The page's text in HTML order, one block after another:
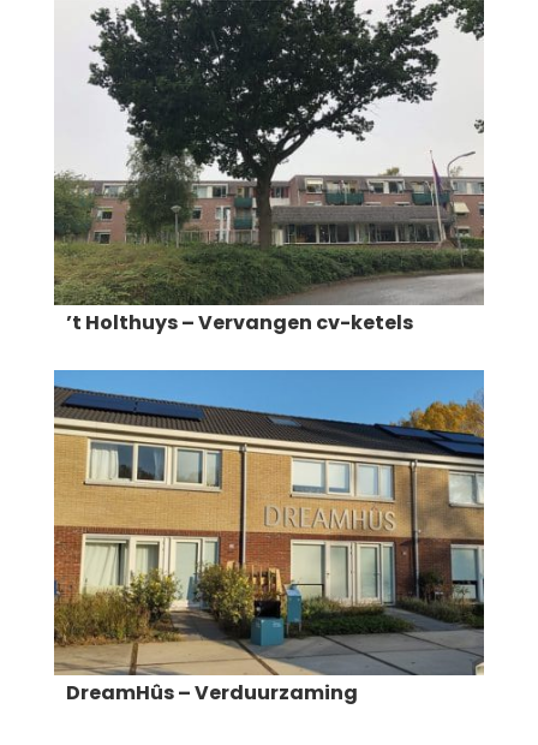
’t Holthuys – Vervangen cv-ketels
DreamHûs – Verduurzaming